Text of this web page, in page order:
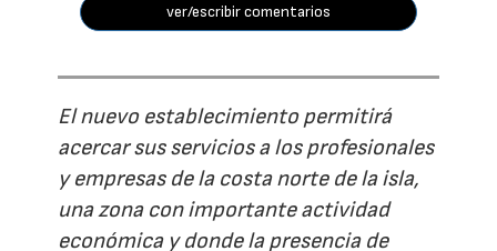
ver/escribir comentarios
El nuevo establecimiento permitirá
acercar sus servicios a los profesionales
y empresas de la costa norte de la isla,
una zona con importante actividad
económica y donde la presencia de